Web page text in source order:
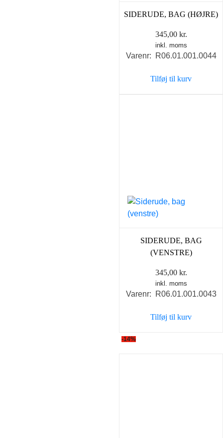
SIDERUDE, BAG (HØJRE)
345,00 kr.
inkl. moms
Varenr: R06.01.001.0044
Tilføj til kurv
SIDERUDE, BAG
(VENSTRE)
345,00 kr.
inkl. moms
Varenr: R06.01.001.0043
Tilføj til kurv
-14%